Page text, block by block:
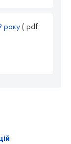
року ( pdf,